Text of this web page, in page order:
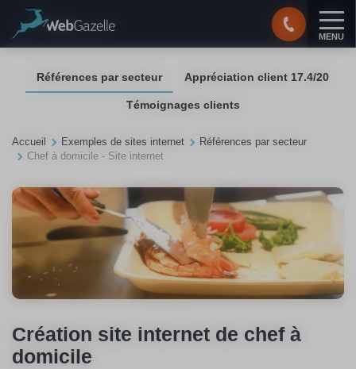
MENU
Références par secteur Appréciation client 17.4/20
Témoignages clients
Accueil Exemples de sites internet
Références par secteur
Chef à domicile - Site internet
Création site internet de chef à
domicile
Panneau de gestion des cookies